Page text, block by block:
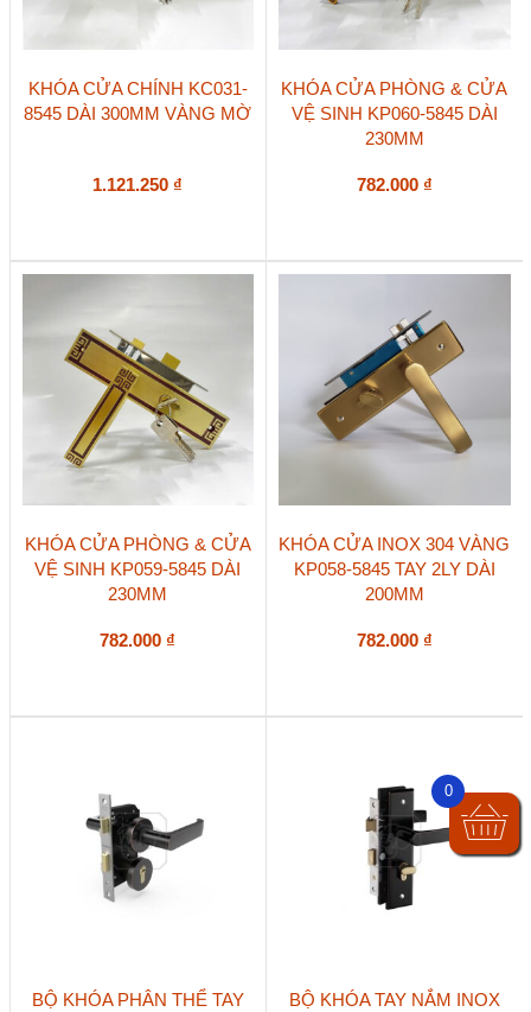
KHÓA CỬA CHÍNH KC031-
8545 DÀI 300MM VÀNG MỜ
1.121.250 ₫
KHÓA CỬA PHÒNG & CỬA
VỆ SINH KP060-5845 DÀI
230MM
782.000 ₫
KHÓA CỬA PHÒNG & CỬA
VỆ SINH KP059-5845 DÀI
230MM
782.000 ₫
KHÓA CỬA INOX 304 VÀNG
KP058-5845 TAY 2LY DÀI
200MM
782.000 ₫
BỘ KHÓA PHÂN THỂ TAY
BỘ KHÓA TAY NẮM INOX
0